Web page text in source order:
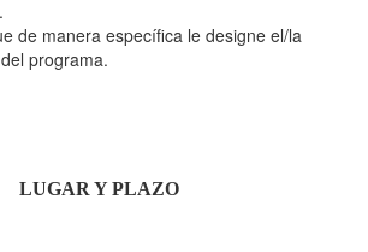
de manera específica le designe el/la
programa.
LUGAR Y PLAZO